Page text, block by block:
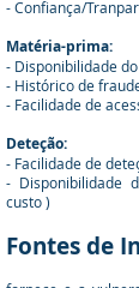
- Confiança/
Matéria-prima:
- Disponibilidade
- Histórico de
- Facilidade de
Deteção:
- Facilidade de
- Disponibilidade
custo )
Fontes de